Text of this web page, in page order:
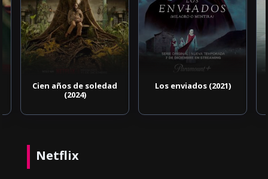
Cien años de soledad
(2024)
Los enviados (2021)
Netflix